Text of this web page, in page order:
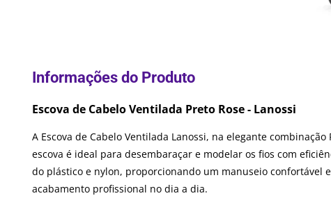
Escova de Cabelo Ventilada Preto Rose - Lanossi
A Escova de Cabelo Ventilada Lanossi, na elegante
escova é ideal para desembaraçar e modelar os fios com
do plástico e nylon, proporcionando um manuseio confortável
acabamento profissional no dia a dia.